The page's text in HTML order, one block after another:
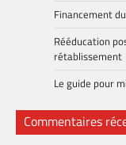
Financement
Rééducation
rétablissement
Le guide pour
Commentaires